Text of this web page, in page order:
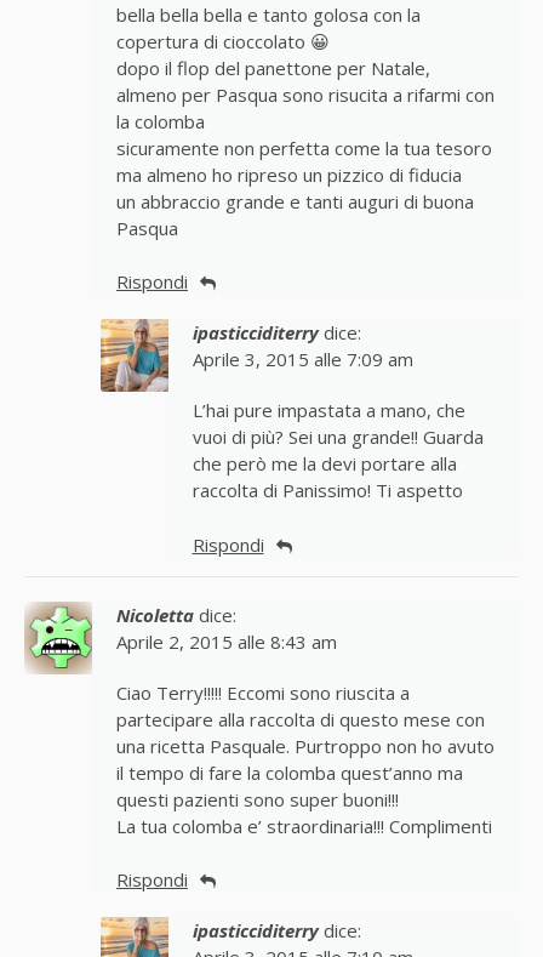
bella bella bella e tanto golosa con la
copertura di cioccolato 😀
dopo il flop del panettone per Natale,
almeno per Pasqua sono risucita a rifarmi con
la colomba
sicuramente non perfetta come la tua tesoro
ma almeno ho ripreso un pizzico di fiducia
un abbraccio grande e tanti auguri di buona
Pasqua
Rispondi
ipasticciditerry dice:
Aprile 3, 2015 alle 7:09 am
L’hai pure impastata a mano, che
vuoi di più? Sei una grande!! Guarda
che però me la devi portare alla
raccolta di Panissimo! Ti aspetto
Rispondi
Nicoletta dice:
Aprile 2, 2015 alle 8:43 am
Ciao Terry!!!!! Eccomi sono riuscita a
partecipare alla raccolta di questo mese con
una ricetta Pasquale. Purtroppo non ho avuto
il tempo di fare la colomba quest’anno ma
questi pazienti sono super buoni!!!
La tua colomba e’ straordinaria!!! Complimenti
Rispondi
ipasticciditerry dice: